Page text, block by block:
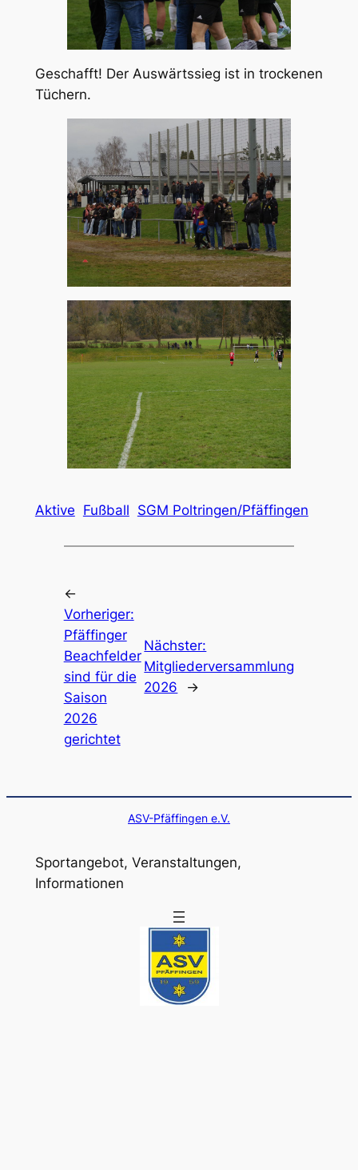
Geschafft! Der Auswärtssieg ist in trockenen
Tüchern.
Aktive Fußball SGM Poltringen/Pfäffingen
←
Vorheriger:
Pfäffinger
Beachfelder
sind für die
Saison
2026
gerichtet
Nächster:
Mitgliederversammlung
2026
→
ASV-Pfäffingen e.V.
Sportangebot, Veranstaltungen,
Informationen